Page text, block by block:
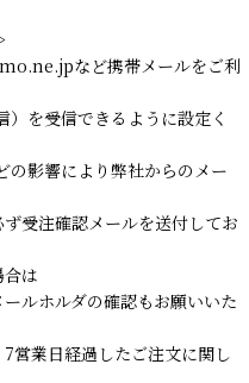
など携帯メールをご利
を受信できるように設定く
の影響により弊社からのメー
受注確認メールを送付してお
は
ルホルダの確認もお願いいた
営業日経過したご注文に関し